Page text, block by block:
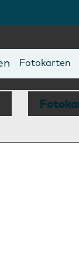
Fotobücher
Fotokarten
Fototassen
Fotokalender